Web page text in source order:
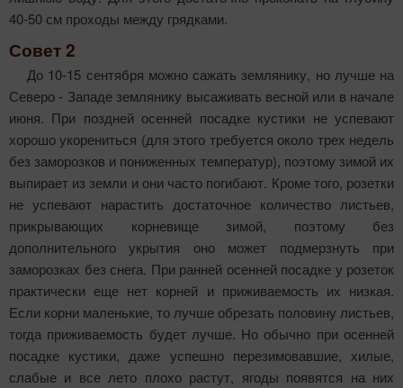
40-50 см проходы между грядками.
Совет 2
До 10-15 сентября можно сажать землянику, но лучше на
Северо - Западе землянику высаживать весной или в начале
июня. При поздней осенней посадке кустики не успевают
хорошо укорениться (для этого требуется около трех недель
без заморозков и пониженных температур), поэтому зимой их
выпирает из земли и они часто погибают. Кроме того, розетки
не успевают нарастить достаточное количество листьев,
прикрывающих корневище зимой, поэтому без
дополнительного укрытия оно может подмерзнуть при
заморозках без снега. При ранней осенней посадке у розеток
практически еще нет корней и приживаемость их низкая.
Если корни маленькие, то лучше обрезать половину листьев,
тогда приживаемость будет лучше. Но обычно при осенней
посадке кустики, даже успешно перезимовавшие, хилые,
слабые и все лето плохо растут, ягоды появятся на них